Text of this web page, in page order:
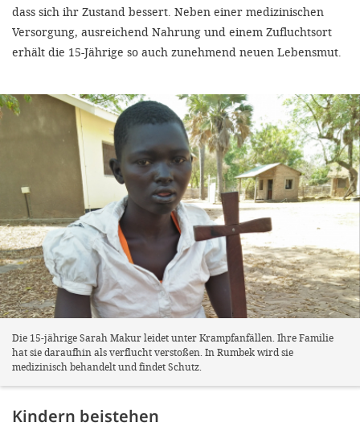
dass sich ihr Zustand bessert. Neben einer medizinischen
Versorgung, ausreichend Nahrung und einem Zufluchtsort
erhält die 15-Jährige so auch zunehmend neuen Lebensmut.
Die 15-jährige Sarah Makur leidet unter Krampfanfällen. Ihre Familie
hat sie daraufhin als verflucht verstoßen. In Rumbek wird sie
medizinisch behandelt und findet Schutz.
Kindern beistehen